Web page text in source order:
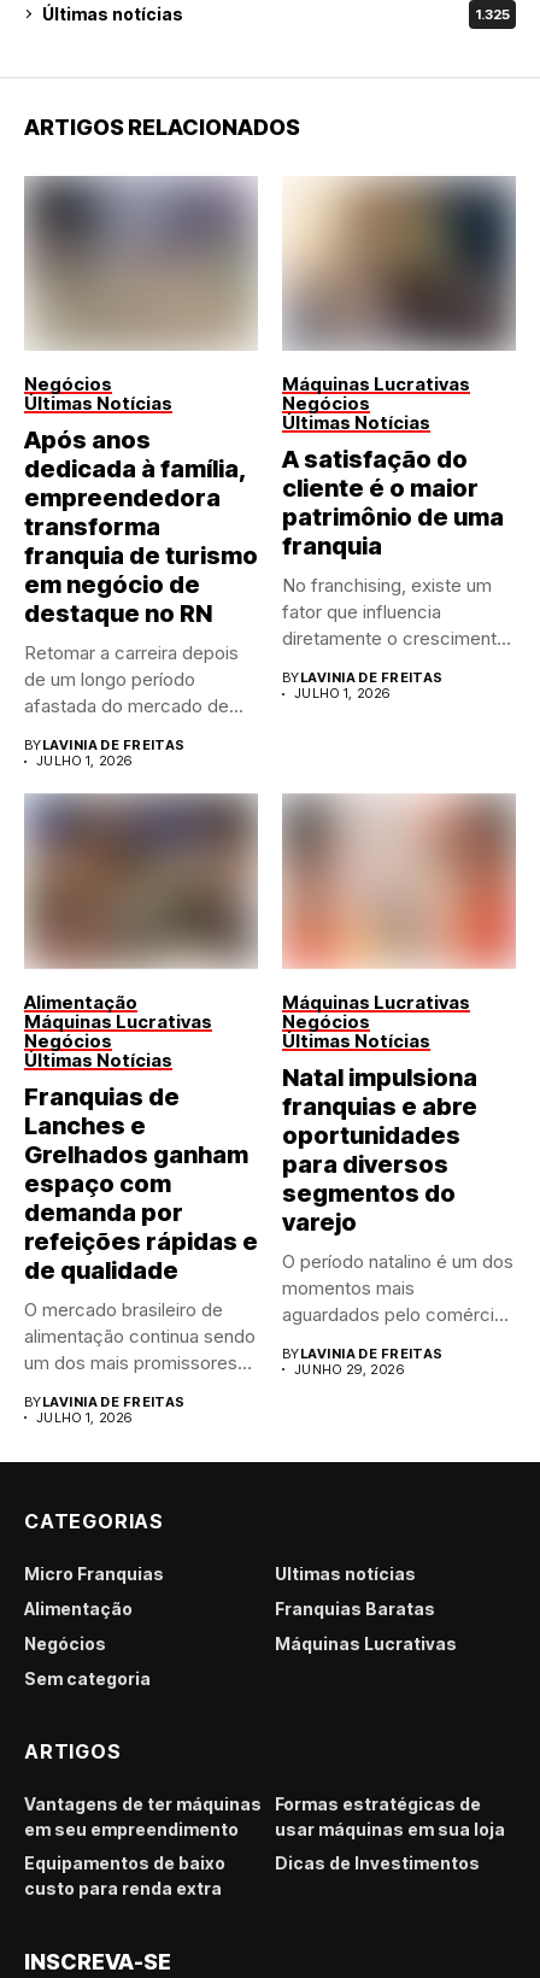
Últimas notícias 1.325
ARTIGOS RELACIONADOS
Negócios
Últimas Notícias
Após anos
dedicada à família,
empreendedora
transforma
franquia de turismo
em negócio de
destaque no RN
Retomar a carreira depois
de um longo período
afastada do mercado de...
BYLAVINIA DE FREITAS
JULHO 1, 2026
Máquinas Lucrativas
Negócios
Últimas Notícias
A satisfação do
cliente é o maior
patrimônio de uma
franquia
No franchising, existe um
fator que influencia
diretamente o crescimento
BYLAVINIA DE FREITAS
JULHO 1, 2026
Alimentação
Máquinas Lucrativas
Negócios
Últimas Notícias
Franquias de
Lanches e
Grelhados ganham
espaço com
demanda por
refeições rápidas e
de qualidade
O mercado brasileiro de
alimentação continua sendo
um dos mais promissores
BYLAVINIA DE FREITAS
JULHO 1, 2026
Máquinas Lucrativas
Negócios
Últimas Notícias
Natal impulsiona
franquias e abre
oportunidades
para diversos
segmentos do
varejo
O período natalino é um dos
momentos mais
aguardados pelo comércio
BYLAVINIA DE FREITAS
JUNHO 29, 2026
CATEGORIAS
Micro Franquias
Últimas notícias
Alimentação
Franquias Baratas
Negócios
Máquinas Lucrativas
Sem categoria
ARTIGOS
Vantagens de ter máquinas
em seu empreendimento
Formas estratégicas de
usar máquinas em sua loja
Equipamentos de baixo
custo para renda extra
Dicas de Investimentos
INSCREVA-SE